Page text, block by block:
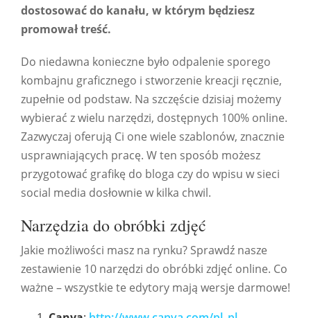
dostosować do kanału, w którym będziesz
promował treść.
Do niedawna konieczne było odpalenie sporego
kombajnu graficznego i stworzenie kreacji ręcznie,
zupełnie od podstaw. Na szczęście dzisiaj możemy
wybierać z wielu narzędzi, dostępnych 100% online.
Zazwyczaj oferują Ci one wiele szablonów, znacznie
usprawniających pracę. W ten sposób możesz
przygotować grafikę do bloga czy do wpisu w sieci
social media dosłownie w kilka chwil.
Narzędzia do obróbki zdjęć
Jakie możliwości masz na rynku? Sprawdź nasze
zestawienie 10 narzędzi do obróbki zdjęć online. Co
ważne – wszystkie te edytory mają wersje darmowe!